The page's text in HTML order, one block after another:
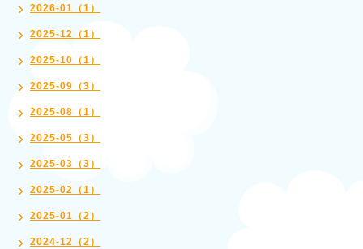
2026-01（1）
2025-12（1）
2025-10（1）
2025-09（3）
2025-08（1）
2025-05（3）
2025-03（3）
2025-02（1）
2025-01（2）
2024-12（2）